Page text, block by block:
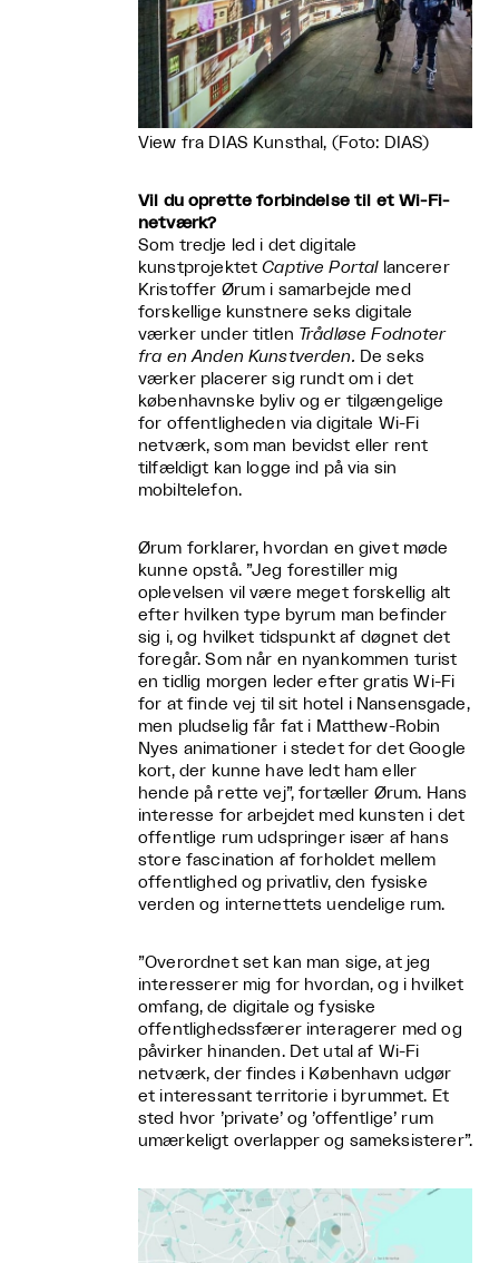
View fra DIAS Kunsthal, (Foto: DIAS)
Vil du oprette forbindelse til et Wi-Fi-
netværk?
Som tredje led i det digitale
kunstprojektetCaptive Portal lancerer
Kristoffer Ørum i samarbejde med
forskellige kunstnere seks digitale
værker under titlen Trådløse Fodnoter
fra en Anden Kunstverden. De seks
værker placerer sig rundt om i det
københavnske byliv og er tilgængelige
for offentligheden via digitale Wi-Fi
netværk, som man bevidst eller rent
tilfældigt kan logge ind på via sin
mobiltelefon.
Ørum forklarer, hvordan en givet møde
kunne opstå. ”Jeg forestiller mig
oplevelsen vil være meget forskellig alt
efter hvilken type byrum man befinder
sig i, og hvilket tidspunkt af døgnet det
foregår. Som når en nyankommen turist
en tidlig morgen leder efter gratis Wi-Fi
for at finde vej til sit hotel i Nansensgade,
men pludselig får fat i Matthew-Robin
Nyes animationer i stedet for det Google
kort, der kunne have ledt ham eller
hende på rette vej”, fortæller Ørum. Hans
interesse for arbejdet med kunsten i det
offentlige rum udspringer især af hans
store fascination af forholdet mellem
offentlighed og privatliv, den fysiske
verden og internettets uendelige rum.
”Overordnet set kan man sige, at jeg
interesserer mig for hvordan, og i hvilket
omfang, de digitale og fysiske
offentlighedssfærer interagerer med og
påvirker hinanden. Det utal af Wi-Fi
netværk, der findes i København udgør
et interessant territorie i byrummet. Et
sted hvor ’private’ og ’offentlige’ rum
umærkeligt overlapper og sameksisterer”.